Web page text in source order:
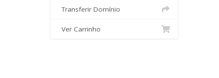
Transferir Domínio
Ver Carrinho